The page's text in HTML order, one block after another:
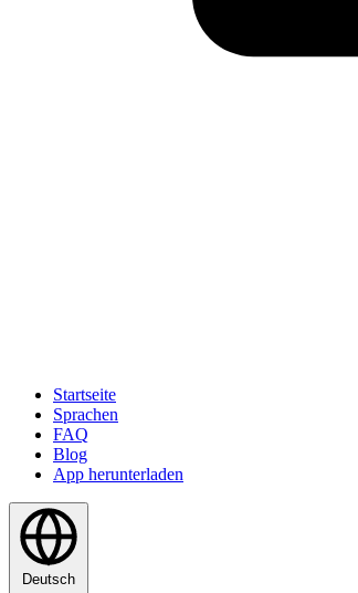
Startseite
Sprachen
FAQ
Blog
App herunterladen
Deutsch